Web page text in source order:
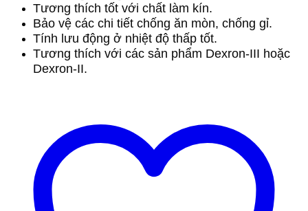
Tương thích tốt với chất làm kín.
Bảo vệ các chi tiết chống ăn mòn, chống gỉ.
Tính lưu động ở nhiệt độ thấp tốt.
Tương thích với các sản phẩm Dexron-III hoặc
Dexron-II.